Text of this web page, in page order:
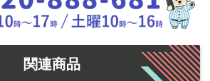
関連商品